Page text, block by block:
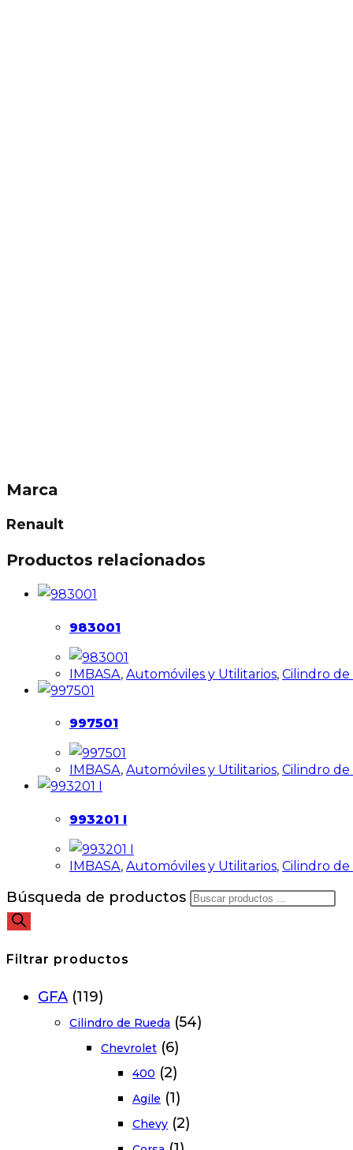
Marca
Renault
Productos relacionados
983001
IMBASA, Automóviles y Utilitarios, Cilindro
997501
IMBASA, Automóviles y Utilitarios, Cilindro
993201 I
IMBASA, Automóviles y Utilitarios, Cilindro
Búsqueda de productos
Filtrar productos
GFA (119)
Cilindro de Rueda (54)
Chevrolet (6)
400 (2)
Agile (1)
Chevy (2)